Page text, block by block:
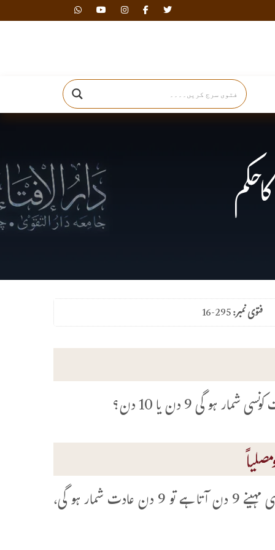
فتوی نمبر:16-295
جب تک حیض کا خون دس سے اوپر نہ چلا جائے اس وقت تک اگر کسی مہینے 9 دن آتا ہے تو 9 دن عادت شمار ہو گی،